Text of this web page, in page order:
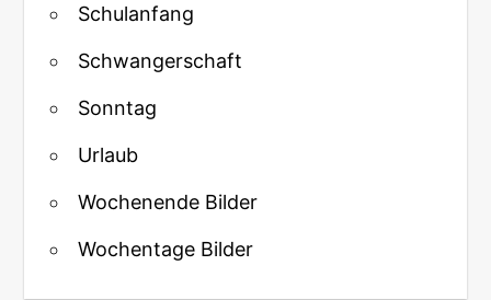
Schulanfang
Schwangerschaft
Sonntag
Urlaub
Wochenende Bilder
Wochentage Bilder